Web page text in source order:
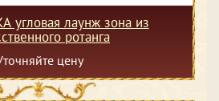
угловая лаунж зона из
ротанга
цену